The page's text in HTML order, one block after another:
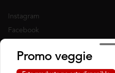
Instagram
Facebook
Mi cuenta
Promo veggie